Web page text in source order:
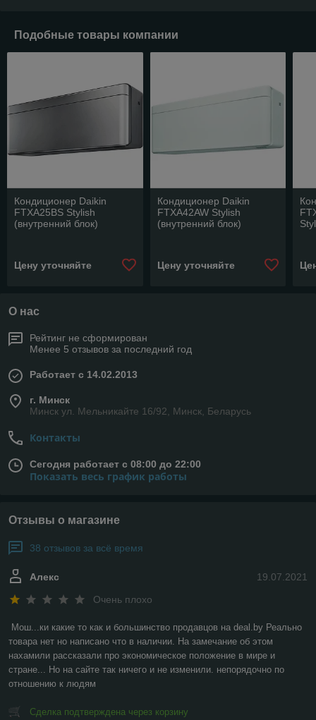
Подобные товары компании
Кондиционер Daikin
FTXA25BS Stylish
(внутренний блок)
Цену уточняйте
Кондиционер Daikin
FTXA42AW Stylish
(внутренний блок)
Цену уточняйте
О нас
Рейтинг не сформирован
Менее 5 отзывов за последний год
Работает с 14.02.2013
г. Минск
Минск ул. Мельникайте 16/92, Минск, Беларусь
Контакты
Сегодня работает с 08:00 до 22:00
Показать весь график работы
Отзывы о магазине
38 отзывов за всё время
19.07.2021
Алекс
Очень плохо
Мош...ки какие то как и большинство продавцов на deal.by Реально
товара нет но написано что в наличии. На замечание об этом
нахамили рассказали про экономическое положение в мире и
стране... Но на сайте так ничего и не изменили. непорядочно по
отношению к людям
Сделка подтверждена через корзину